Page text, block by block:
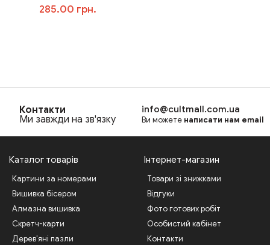
285.00 грн.
Контакти
Ми завжди на зв'язку
info@cultmall.com.ua
Ви можете написати нам email
Каталог товарів
Картини за номерами
Вишивка бісером
Алмазна вишивка
Скретч-карти
Дерев'яні пазли
Інтернет-магазин
Товари зі знижками
Відгуки
Фото готових робіт
Особистий кабінет
Контакти